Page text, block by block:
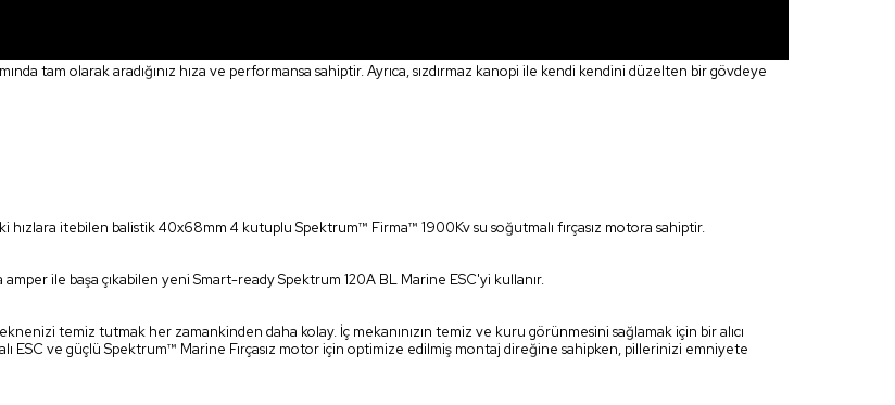
tam olarak aradığınız hıza ve performansa sahiptir. Ayrıca, sızdırmaz kanopi ile kendi kendini düzelten bir gövdeye
itebilen balistik 40x68mm 4 kutuplu Spektrum™ Firma™ 1900Kv su soğutmalı fırçasız motora sahiptir.
ile başa çıkabilen yeni Smart-ready Spektrum 120A BL Marine ESC'yi kullanır.
temiz tutmak her zamankinden daha kolay. İç mekanınızın temiz ve kuru görünmesini sağlamak için bir alıcı
ESC ve güçlü Spektrum™ Marine Fırçasız motor için optimize edilmiş montaj direğine sahipken, pillerinizi emniyete